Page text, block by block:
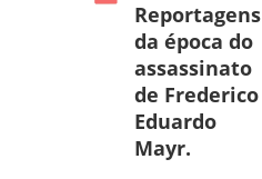
Reportagens
da época do
assassinato
de Frederico
Eduardo
Mayr.